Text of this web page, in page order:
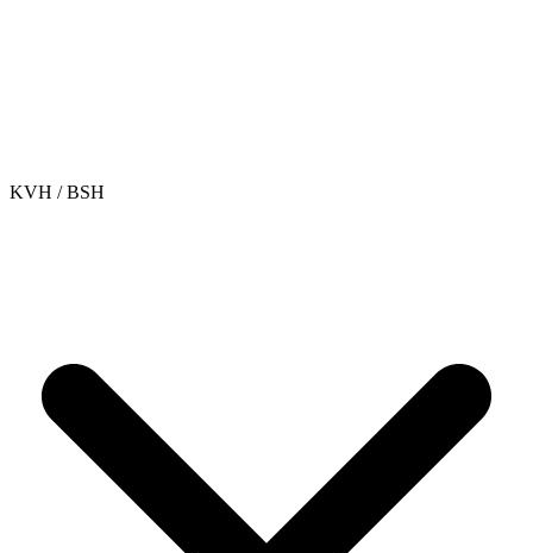
KVH / BSH